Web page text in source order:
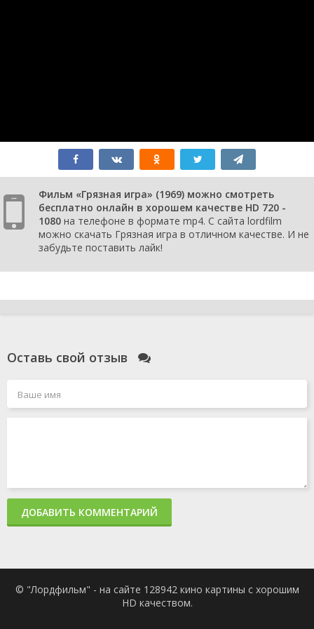
Фильм «Грязная игра» (1969) можно смотреть
бесплатно онлайн в хорошем качестве HD 720 -
1080 на телефоне в формате mp4. С сайта lordfilm
можно скачать Грязная игра в отличном качестве. И не
забудьте поставить лайк!
Оставь свой отзыв
ДОБАВИТЬ КОММЕНТАРИЙ
© "Лордфильм" - на сайте 128942 кино картины с хорошим
HD качеством.